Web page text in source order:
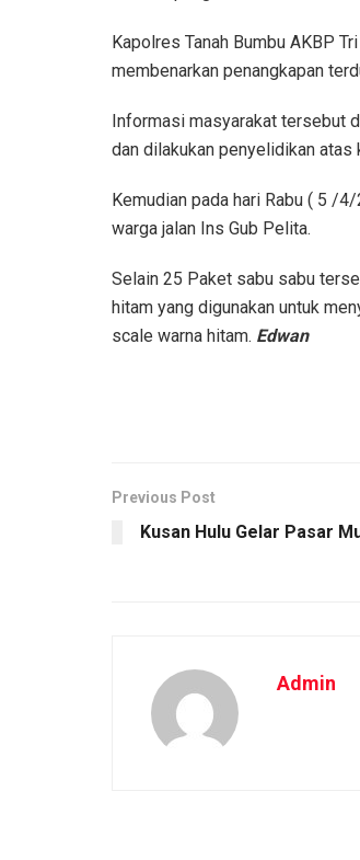
Kapolres Tanah Bumbu AKBP
membenarkan penangkapan
Informasi masyarakat tersebut
dan dilakukan penyelidikan
Kemudian pada hari Rabu ( 5 /
warga jalan Ins Gub Pelita.
Selain 25 Paket sabu sabu
hitam yang digunakan untuk
scale warna hitam. Edwan
Previous Post
Kusan Hulu Gelar Pasar
Admin